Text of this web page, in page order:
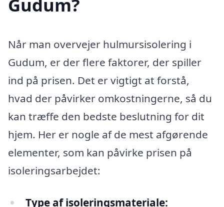
Når man overvejer hulmursisolering i
Gudum, er der flere faktorer, der spiller
ind på prisen. Det er vigtigt at forstå,
hvad der påvirker omkostningerne, så du
kan træffe den bedste beslutning for dit
hjem. Her er nogle af de mest afgørende
elementer, som kan påvirke prisen på
isoleringsarbejdet:
Type af isoleringsmateriale: